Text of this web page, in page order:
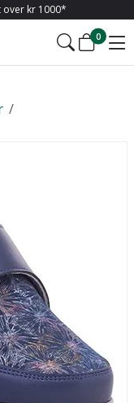
over kr 1000*
0
/